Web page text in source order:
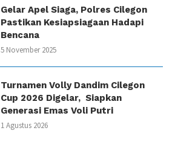
Gelar Apel Siaga, Polres Cilegon
Pastikan Kesiapsiagaan Hadapi
Bencana
5 November 2025
Turnamen Volly Dandim Cilegon
Cup 2026 Digelar, Siapkan
Generasi Emas Voli Putri
1 Agustus 2026